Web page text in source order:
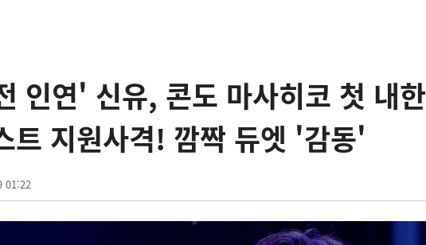
인연' 신유, 콘도 마사히코 첫 내한
트 지원사격! 깜짝 듀엣 '감동'
01:22